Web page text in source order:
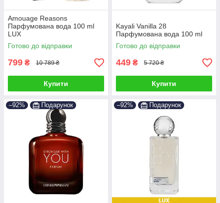
Amouage Reasons
Парфумована вода 100 ml
LUX
Готово до відправки
799 ₴ 10 789 ₴
Купити
Kayali Vanilla 28
Парфумована вода 100 ml
Готово до відправки
449 ₴ 5 720 ₴
Купити
–92% Подарунок –92% Подарунок